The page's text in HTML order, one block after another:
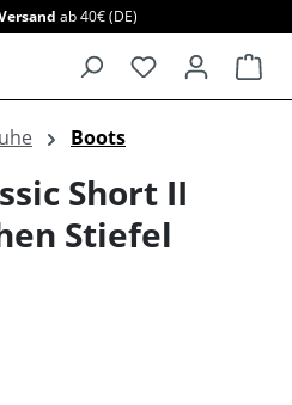
ab 40€ (DE)
Boots
Short II
Stiefel